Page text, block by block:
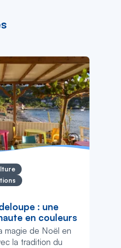
: une
en couleurs
magie de Noël en
la tradition du